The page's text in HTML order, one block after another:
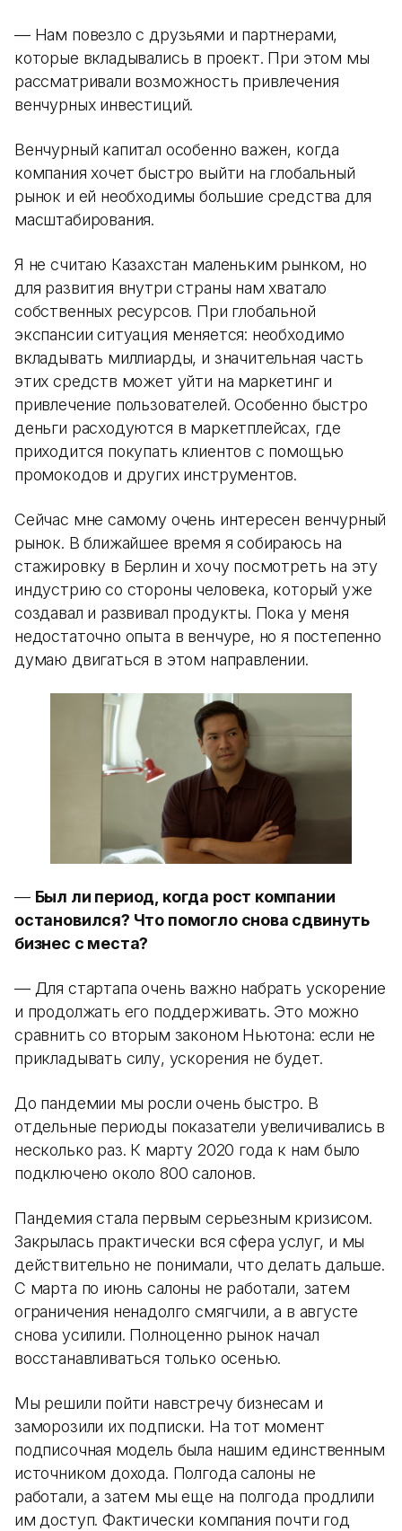
— Нам повезло с друзьями и партнерами,
которые вкладывались в проект. При этом мы
рассматривали возможность привлечения
венчурных инвестиций.
Венчурный капитал особенно важен, когда
компания хочет быстро выйти на глобальный
рынок и ей необходимы большие средства для
масштабирования.
Я не считаю Казахстан маленьким рынком, но
для развития внутри страны нам хватало
собственных ресурсов. При глобальной
экспансии ситуация меняется: необходимо
вкладывать миллиарды, и значительная часть
этих средств может уйти на маркетинг и
привлечение пользователей. Особенно быстро
деньги расходуются в маркетплейсах, где
приходится покупать клиентов с помощью
промокодов и других инструментов.
Сейчас мне самому очень интересен венчурный
рынок. В ближайшее время я собираюсь на
стажировку в Берлин и хочу посмотреть на эту
индустрию со стороны человека, который уже
создавал и развивал продукты. Пока у меня
недостаточно опыта в венчуре, но я постепенно
думаю двигаться в этом направлении.
— Был ли период, когда рост компании
остановился? Что помогло снова сдвинуть
бизнес с места?
— Для стартапа очень важно набрать ускорение
и продолжать его поддерживать. Это можно
сравнить со вторым законом Ньютона: если не
прикладывать силу, ускорения не будет.
До пандемии мы росли очень быстро. В
отдельные периоды показатели увеличивались в
несколько раз. К марту 2020 года к нам было
подключено около 800 салонов.
Пандемия стала первым серьезным кризисом.
Закрылась практически вся сфера услуг, и мы
действительно не понимали, что делать дальше.
С марта по июнь салоны не работали, затем
ограничения ненадолго смягчили, а в августе
снова усилили. Полноценно рынок начал
восстанавливаться только осенью.
Мы решили пойти навстречу бизнесам и
заморозили их подписки. На тот момент
подписочная модель была нашим единственным
источником дохода. Полгода салоны не
работали, а затем мы еще на полгода продлили
им доступ. Фактически компания почти год